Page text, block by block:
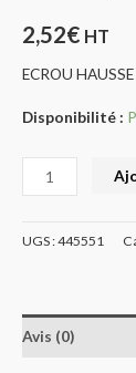
2,52€ HT
ECROU
Disponibilité :
UGS :445551
Avis (0)